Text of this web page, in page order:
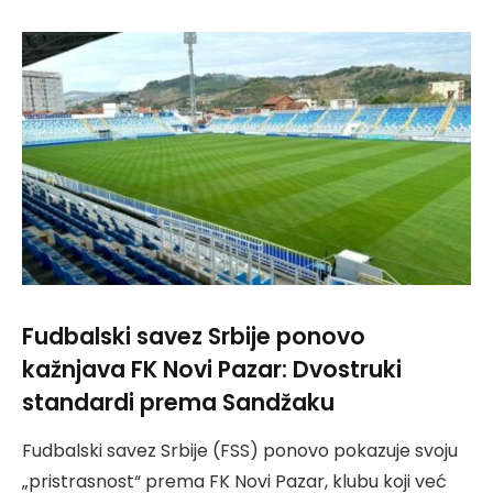
Fudbalski savez Srbije ponovo
kažnjava FK Novi Pazar: Dvostruki
standardi prema Sandžaku
Fudbalski savez Srbije (FSS) ponovo pokazuje svoju
„pristrasnost“ prema FK Novi Pazar, klubu koji već